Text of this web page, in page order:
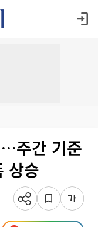
주간 기준
상승